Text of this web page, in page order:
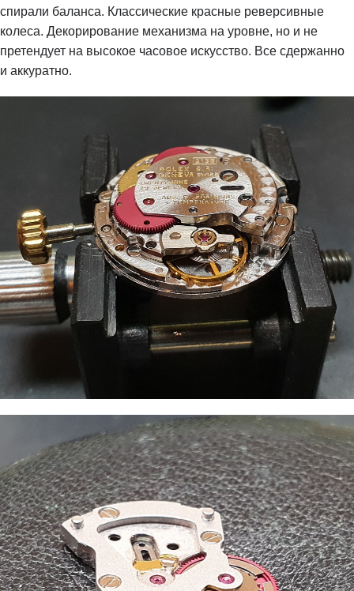
спирали баланса. Классические красные реверсивные
колеса. Декорирование механизма на уровне, но и не
претендует на высокое часовое искусство. Все сдержанно
и аккуратно.